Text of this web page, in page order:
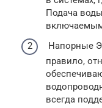
Подача
Напорные
правило,
всегда